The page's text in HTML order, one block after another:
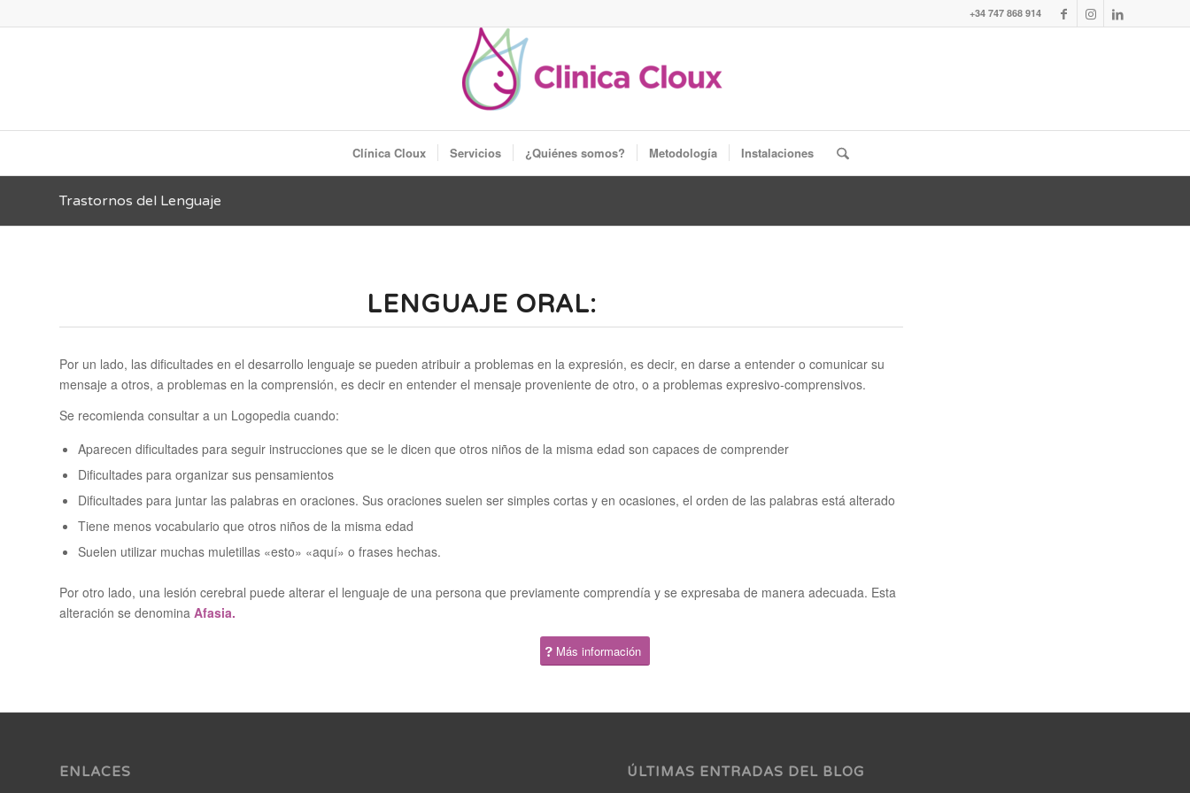
+34 747 868 914
Clínica Cloux Servicios ¿Quiénes somos? Metodología Instalaciones
Trastornos del Lenguaje
LENGUAJE ORAL:
Por un lado, las dificultades en el desarrollo lenguaje se pueden atribuir a problemas en la expresión, es decir, en darse a entender o comunicar su
mensaje a otros, a problemas en la comprensión, es decir en entender el mensaje proveniente de otro, o a problemas expresivo-comprensivos.
Se recomienda consultar a un Logopedia cuando:
Aparecen dificultades para seguir instrucciones que se le dicen que otros niños de la misma edad son capaces de comprender
Dificultades para organizar sus pensamientos
Dificultades para juntar las palabras en oraciones. Sus oraciones suelen ser simples cortas y en ocasiones, el orden de las palabras está alterado
Tiene menos vocabulario que otros niños de la misma edad
Suelen utilizar muchas muletillas «esto» «aquí» o frases hechas.
Por otro lado, una lesión cerebral puede alterar el lenguaje de una persona que previamente comprendía y se expresaba de manera adecuada. Esta
alteración se denomina Afasia.
Más información
ENLACES ÚLTIMAS ENTRADAS DEL BLOG